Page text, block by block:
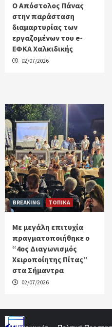
Ο Απόστολος Πάνας
στην παράσταση
διαμαρτυρίας των
εργαζομένων του e-
ΕΦΚΑ Χαλκιδικής
02/07/2026
BREAKING ΤΟΠΙΚΑ
Με μεγάλη επιτυχία
πραγματοποιήθηκε ο
“4ος Διαγωνισμός
Χειροποίητης Πίτας”
στα Σήμαντρα
02/07/2026